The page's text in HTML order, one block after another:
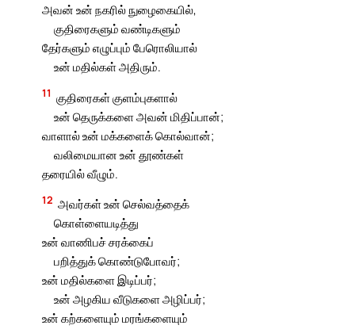
அவன் உன் நகரில் நுழைகையில்,
குதிரைகளும் வண்டிகளும்
தேர்களும் எழுப்பும் பேரொலியால்
உன் மதில்கள் அதிரும்.
11 குதிரைகள் குளம்புகளால்
உன் தெருக்களை அவன் மிதிப்பான்;
வாளால் உன் மக்களைக் கொல்வான்;
வலிமையான உன் தூண்கள்
தரையில் வீழும்.
12 அவர்கள் உன் செல்வத்தைக்
கொள்ளையடித்து
உன் வாணிபச் சரக்கைப்
பறித்துக் கொண்டுபோவர்;
உன் மதில்களை இடிப்பர்;
உன் அழகிய வீடுகளை அழிப்பர்;
உன் கற்களையும் மரங்களையும்